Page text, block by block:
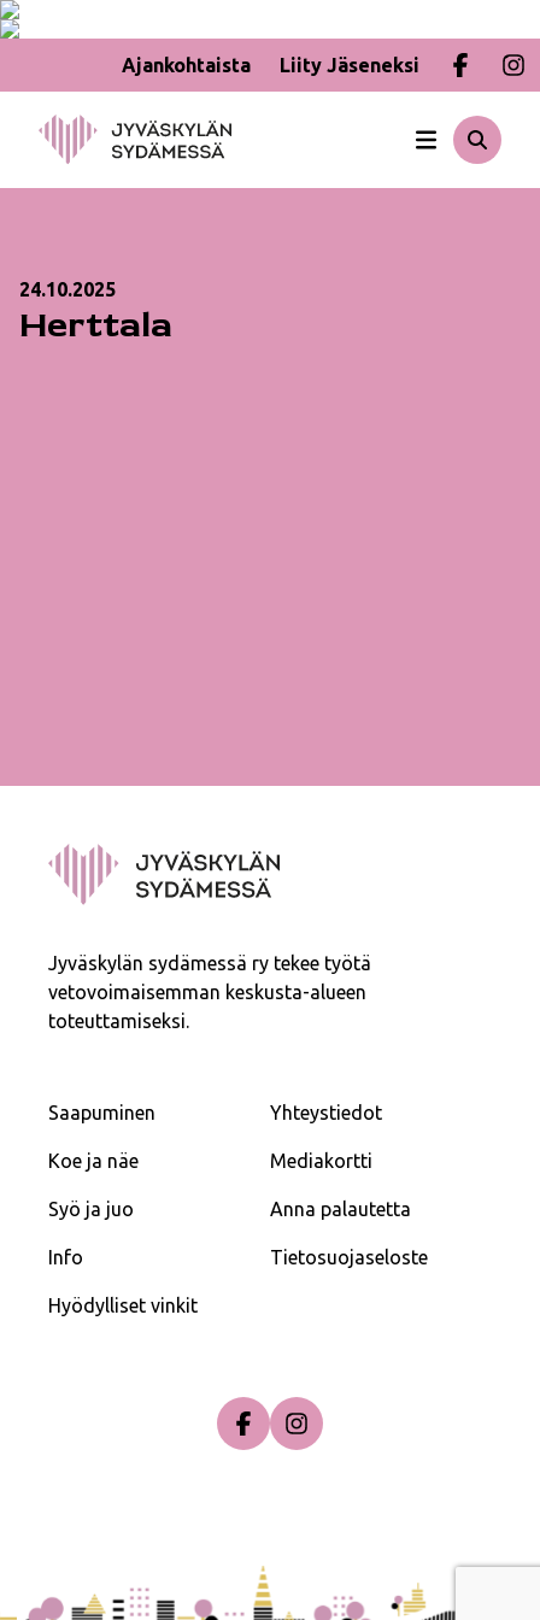
Ajankohtaista
Liity Jäseneksi
sisältöön
24.10.2025
Herttala
Jyväskylän sydämessä ry tekee työtä
vetovoimaisemman keskusta-alueen
toteuttamiseksi.
Saapuminen
Koe ja näe
Syö ja juo
Info
Hyödylliset vinkit
Yhteystiedot
Mediakortti
Anna palautetta
Tietosuojaseloste